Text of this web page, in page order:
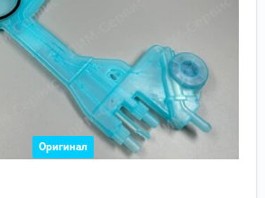
Оригинал